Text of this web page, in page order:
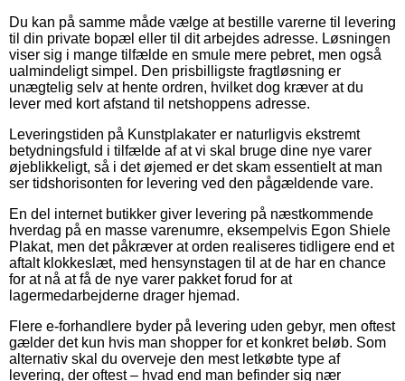
Du kan på samme måde vælge at bestille varerne til levering
til din private bopæl eller til dit arbejdes adresse. Løsningen
viser sig i mange tilfælde en smule mere pebret, men også
ualmindeligt simpel. Den prisbilligste fragtløsning er
unægtelig selv at hente ordren, hvilket dog kræver at du
lever med kort afstand til netshoppens adresse.
Leveringstiden på Kunstplakater er naturligvis ekstremt
betydningsfuld i tilfælde af at vi skal bruge dine nye varer
øjeblikkeligt, så i det øjemed er det skam essentielt at man
ser tidshorisonten for levering ved den pågældende vare.
En del internet butikker giver levering på næstkommende
hverdag på en masse varenumre, eksempelvis Egon Shiele
Plakat, men det påkræver at orden realiseres tidligere end et
aftalt klokkeslæt, med hensynstagen til at de har en chance
for at nå at få de nye varer pakket forud for at
lagermedarbejderne drager hjemad.
Flere e-forhandlere byder på levering uden gebyr, men oftest
gælder det kun hvis man shopper for et konkret beløb. Som
alternativ skal du overveje den mest letkøbte type af
levering, der oftest – hvad end man befinder sig nær